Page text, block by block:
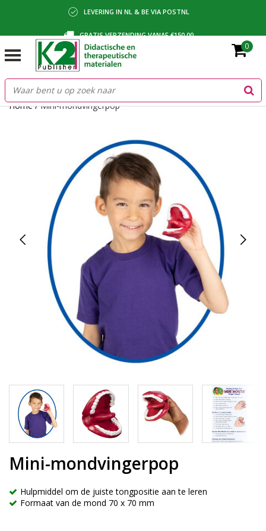
LEVERING IN NL & BE VIA POSTNL
GRATIS VERZENDING VANAF €150,00
BETALING VIA IDEAL, BANCONTACT OF FACTUUR
0
Home/Mini-mondvingerpop
Mini-mondvingerpop
Hulpmiddel om de juiste tongpositie aan te leren
Formaat van de mond 70 x 70 mm